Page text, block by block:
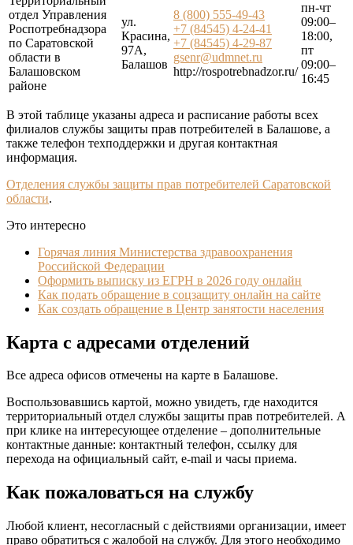
отдел Управления
Роспотребнадзора
по Саратовской
области в
Балашовском
районе
ул.
Красина,
97А,
Балашов
8 (800) 555-49-43
+7 (84545) 4-24-41
+7 (84545) 4-29-87
gsenr@udmnet.ru
http://rospotrebnadzor.ru/
пн-чт
09:00–
18:00,
пт
09:00–
16:45
В этой таблице указаны адреса и расписание работы всех
филиалов службы защиты прав потребителей в Балашове, а
также телефон техподдержки и другая контактная
информация.
Отделения службы защиты прав потребителей Саратовской
области.
Это интересно
Горячая линия Министерства здравоохранения
Российской Федерации
Оформить выписку из ЕГРН в 2026 году онлайн
Как подать обращение в соцзащиту онлайн на сайте
Как создать обращение в Центр занятости населения
Карта с адресами отделений
Все адреса офисов отмечены на карте в Балашове.
Воспользовавшись картой, можно увидеть, где находится
территориальный отдел службы защиты прав потребителей. А
при клике на интересующее отделение – дополнительные
контактные данные: контактный телефон, ссылку для
перехода на официальный сайт, e-mail и часы приема.
Как пожаловаться на службу
Любой клиент, несогласный с действиями организации, имеет
право обратиться с жалобой на службу. Для этого необходимо